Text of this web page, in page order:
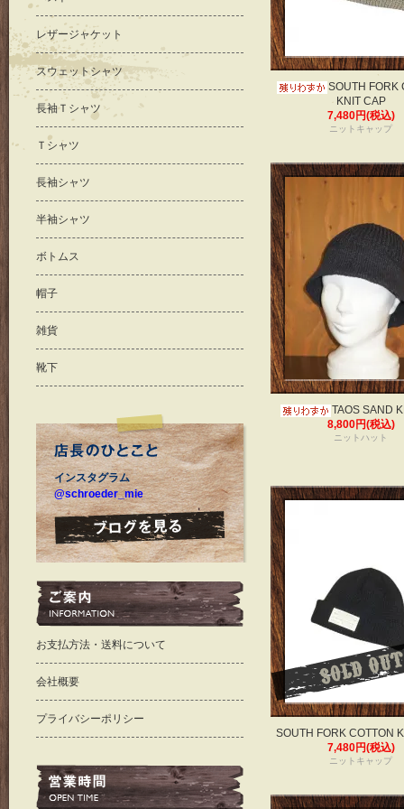
SOUTH FORK
KNIT CAP
7,480円(税込)
ニットキャップ
TAOS SAND
8,800円(税込)
ニットハット
SOUTH FORK COTTON
7,480円(税込)
ニットキャップ
レザージャケット
スウェットシャツ
長袖Ｔシャツ
Ｔシャツ
長袖シャツ
半袖シャツ
ボトムス
帽子
雑貨
靴下
インスタグラム
@schroeder_mie
お支払方法・送料について
会社概要
プライバシーポリシー